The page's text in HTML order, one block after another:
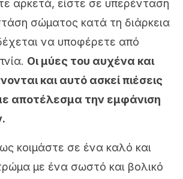
αρκετά, είστε σε υπερένταση
σώματος κατά τη διάρκεια
να υποφέρετε από
Οι μύες του αυχένα και
και αυτό ασκεί πιέσεις
αποτέλεσμα την εμφάνιση
κοιμάστε σε ένα καλό και
με ένα σωστό και βολικό